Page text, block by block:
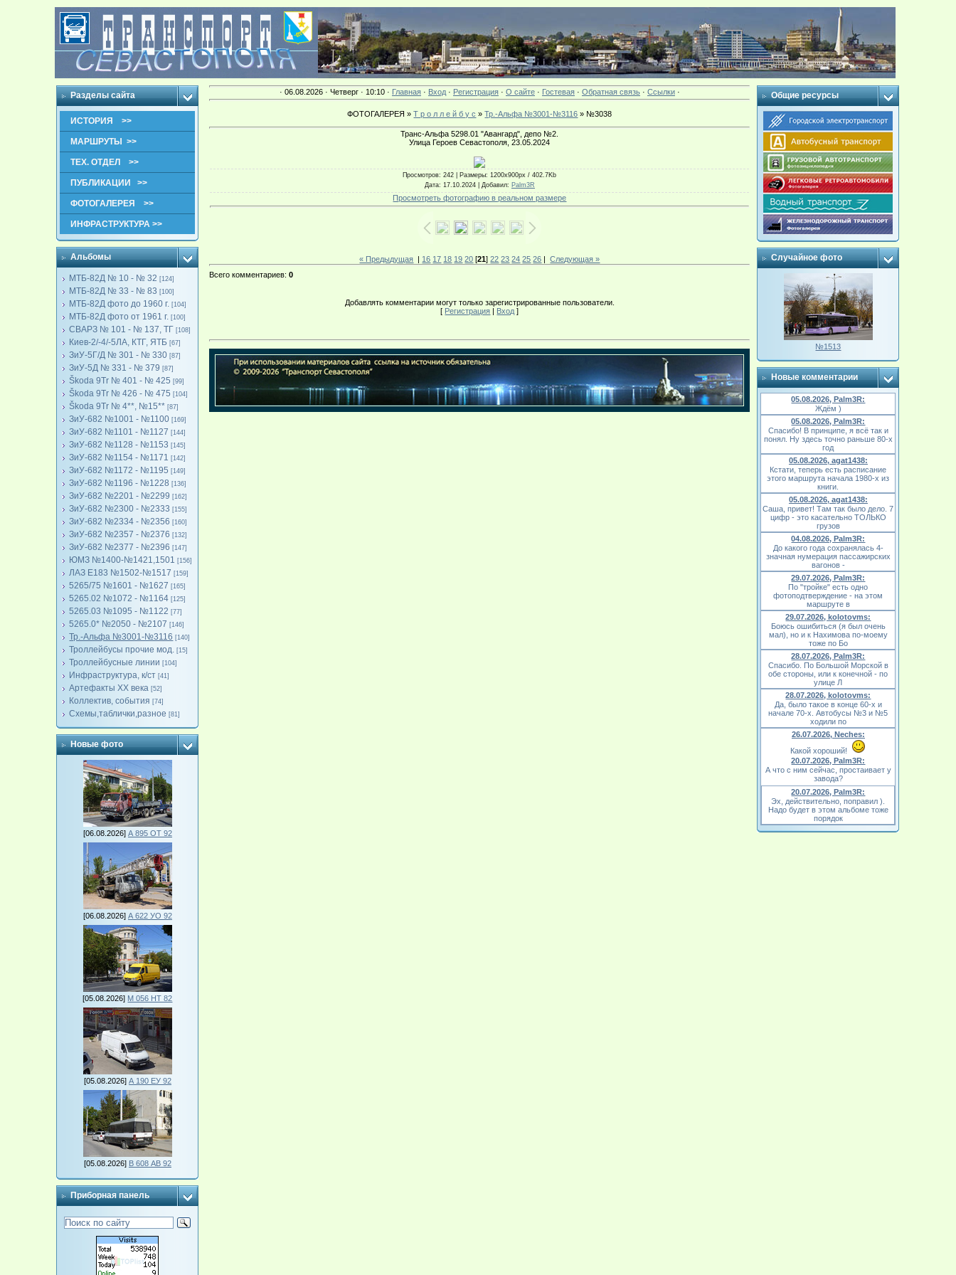
Разделы сайта
ИСТОРИЯ >>
МАРШРУТЫ >>
ТЕХ. ОТДЕЛ >>
ПУБЛИКАЦИИ >>
ФОТОГАЛЕРЕЯ >>
ИНФРАСТРУКТУРА >>
Альбомы
МТБ-82Д № 10 - № 32 [124]
МТБ-82Д № 33 - № 83 [100]
МТБ-82Д фото до 1960 г. [104]
МТБ-82Д фото от 1961 г. [100]
СВАРЗ № 101 - № 137, ТГ [108]
Киев-2/-4/-5ЛА, КТГ, ЯТБ [67]
ЗиУ-5Г/Д № 301 - № 330 [87]
ЗиУ-5Д № 331 - № 379 [87]
Škoda 9Tr № 401 - № 425 [99]
Škoda 9Tr № 426 - № 475 [104]
Škoda 9Tr № 4**, №15** [87]
ЗиУ-682 №1001 - №1100 [169]
ЗиУ-682 №1101 - №1127 [144]
ЗиУ-682 №1128 - №1153 [145]
ЗиУ-682 №1154 - №1171 [142]
ЗиУ-682 №1172 - №1195 [149]
ЗиУ-682 №1196 - №1228 [136]
ЗиУ-682 №2201 - №2299 [162]
ЗиУ-682 №2300 - №2333 [155]
ЗиУ-682 №2334 - №2356 [160]
ЗиУ-682 №2357 - №2376 [132]
ЗиУ-682 №2377 - №2396 [147]
ЮМЗ №1400-№1421,1501 [156]
ЛАЗ Е183 №1502-№1517 [159]
5265/75 №1601 - №1627 [165]
5265.02 №1072 - №1164 [125]
5265.03 №1095 - №1122 [77]
5265.0* №2050 - №2107 [146]
Тр.-Альфа №3001-№3116 [140]
Троллейбусы прочие мод. [15]
Троллейбусные линии [104]
Инфраструктура, к/ст [41]
Артефакты ХХ века [52]
Коллектив, события [74]
Схемы,таблички,разное [81]
Новые фото
[06.08.2026] А 895 ОТ 92
[06.08.2026] А 622 УО 92
[05.08.2026] М 056 НТ 82
[05.08.2026] А 190 ЕУ 92
[05.08.2026] В 608 АВ 92
Приборная панель
· 06.08.2026 · Четверг · 10:10 · Главная· Вход· Регистрация· О сайте· Гостевая· Обратная связь· Ссылки·
ФОТОГАЛЕРЕЯ »Т р о л л е й б у с »Тр.-Альфа №3001-№3116 » №3038
Транс-Альфа 5298.01 "Авангард", депо №2.
Улица Героев Севастополя, 23.05.2024
Просмотров: 242 | Размеры: 1200x900px / 402.7Kb
Дата: 17.10.2024 | Добавил: Palm3R
Просмотреть фотографию в реальном размере
« Предыдущая | 16 17 18 19 20 [21]22 23 24 25 26 |Следующая »
Всего комментариев:0
Добавлять комментарии могут только зарегистрированные пользователи.
[ Регистрация | Вход ]
Общие ресурсы
Случайное фото
№1513
Новые комментарии
05.08.2026, Palm3R:
Ждём )
05.08.2026, Palm3R:
Спасибо! В принципе, я всё так и
понял. Ну здесь точно раньше 80-х
год
05.08.2026, agat1438:
Кстати, теперь есть расписание
этого маршрута начала 1980-х из
книги.
05.08.2026, agat1438:
Саша, привет! Там так было дело. 7
цифр - это касательно ТОЛЬКО
грузов
04.08.2026, Palm3R:
До какого года сохранялась 4-
значная нумерация пассажирских
вагонов -
29.07.2026, Palm3R:
По "тройке" есть одно
фотоподтверждение - на этом
маршруте в
29.07.2026, kolotovms:
Боюсь ошибиться (я был очень
мал), но и к Нахимова по-моему
тоже по Бо
28.07.2026, Palm3R:
Спасибо. По Большой Морской в
обе стороны, или к конечной - по
улице Л
28.07.2026, kolotovms:
Да, было такое в конце 60-х и
начале 70-х. Автобусы №3 и №5
ходили по
26.07.2026, Neches:
Какой хороший!
20.07.2026, Palm3R:
А что с ним сейчас, простаивает у
завода?
20.07.2026, Palm3R:
Эх, действительно, поправил ).
Надо будет в этом альбоме тоже
порядок